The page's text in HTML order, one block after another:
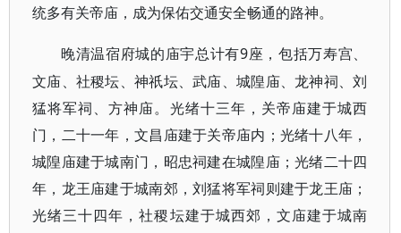
统多有关帝庙，成为保佑交通安全畅通的路神。
晚清温宿府城的庙宇总计有9座，包括万寿宫、
文庙、社稷坛、神祇坛、武庙、城隍庙、龙神祠、刘
猛将军祠、方神庙。光绪十三年，关帝庙建于城西
门，二十一年，文昌庙建于关帝庙内；光绪十八年，
城隍庙建于城南门，昭忠祠建在城隍庙；光绪二十四
年，龙王庙建于城南郊，刘猛将军祠则建于龙王庙；
光绪三十四年，社稷坛建于城西郊，文庙建于城南